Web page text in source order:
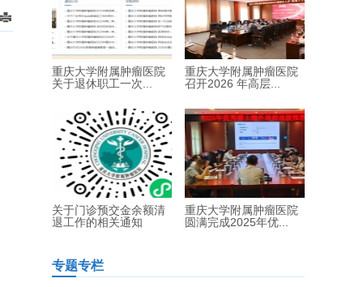

重庆大学附属肿瘤医院
关于退休职工一次...
重庆大学附属肿瘤医院
召开2026 年高层...
关于门诊预交金余额清
退工作的相关通知
重庆大学附属肿瘤医院
圆满完成2025年优...
专题专栏